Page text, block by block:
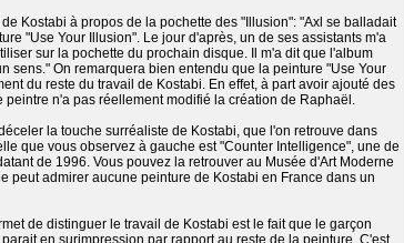
Kostabi à propos de la pochette des "Illusion": "Axl se balladait
"Use Your Illusion". Le jour d'après, un de ses assistants m'a
sur la pochette du prochain disque. Il m'a dit que l'album
sens." On remarquera bien entendu que la peinture "Use Your
du reste du travail de Kostabi. En effet, à part avoir ajouté des
n'a pas réellement modifié la création de Raphaël.
la touche surréaliste de Kostabi, que l'on retrouve dans
que vous observez à gauche est "Counter Intelligence", une de
de 1996. Vous pouvez la retrouver au Musée d'Art Moderne
peut admirer aucune peinture de Kostabi en France dans un
de distinguer le travail de Kostabi est le fait que le garçon
en surimpression par rapport au reste de la peinture. C'est